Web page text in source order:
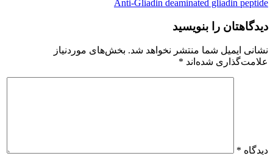
نوشته
Anti-Gliadin deaminated gliadin peptide
دیدگاهتان را بنویسید
نشانی ایمیل شما منتشر نخواهد شد. بخش‌های موردنیاز
علامت‌گذاری شده‌اند *
دیدگاه *